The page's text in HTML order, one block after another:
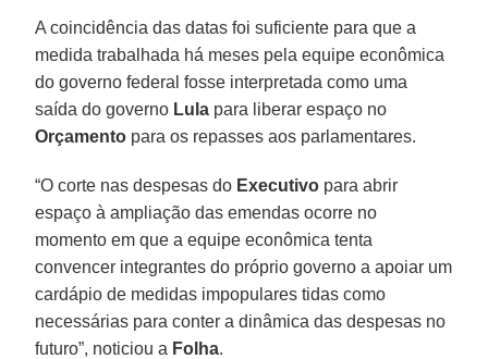
A coincidência das datas foi suficiente para que a
medida trabalhada há meses pela equipe econômica
do governo federal fosse interpretada como uma
saída do governo Lula para liberar espaço no
Orçamento para os repasses aos parlamentares.
“O corte nas despesas do Executivo para abrir
espaço à ampliação das emendas ocorre no
momento em que a equipe econômica tenta
convencer integrantes do próprio governo a apoiar um
cardápio de medidas impopulares tidas como
necessárias para conter a dinâmica das despesas no
futuro”, noticiou a Folha.